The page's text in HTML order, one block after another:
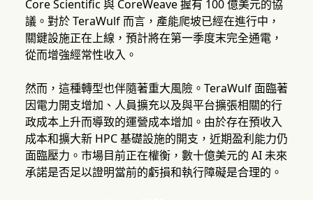
Core Scientific 與 CoreWeave 握有 100 億美元的協
議。對於 TeraWulf 而言，產能爬坡已經在進行中，
關鍵設施正在上線，預計將在第一季度末完全通電，
從而增強經常性收入。
然而，這種轉型也伴隨著重大風險。TeraWulf 面臨著
因電力開支增加、人員擴充以及與平台擴張相關的行
政成本上升而導致的運營成本增加。由於存在預收入
成本和擴大新 HPC 基礎設施的開支，近期盈利能力仍
面臨壓力。市場目前正在權衡，數十億美元的 AI 未來
承諾是否足以證明當前的虧損和執行障礙是合理的。